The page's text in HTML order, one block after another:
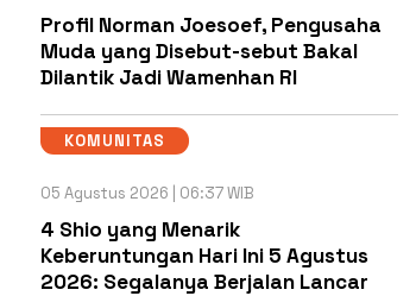
Profil Norman Joesoef, Pengusaha
Muda yang Disebut-sebut Bakal
Dilantik Jadi Wamenhan RI
KOMUNITAS
05 Agustus 2026 | 06:37 WIB
4 Shio yang Menarik
Keberuntungan Hari Ini 5 Agustus
2026: Segalanya Berjalan Lancar